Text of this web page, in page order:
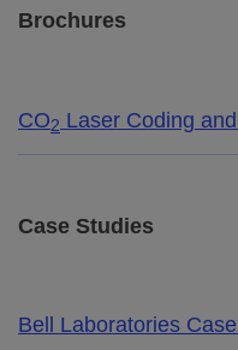
Brochures
CO2 Laser Coding
Case Studies
Bell Laboratories